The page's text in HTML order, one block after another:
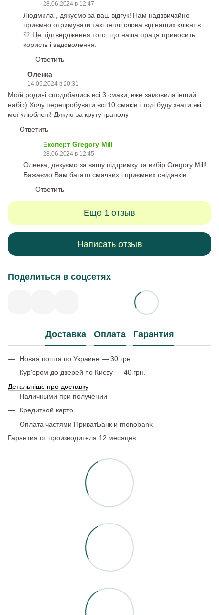
28.06.2024 в 12:47
Людмила , дякуємо за ваш відгук! Нам надзвичайно
приємно отримувати такі теплі слова від наших клієнтів.
💛 Це підтвердження того, що наша праця приносить
користь і задоволення.
Ответить
Оленка
14.05.2024 в 20:31
Моїй родині сподобались всі 3 смаки, вже замовила інший
набір) Хочу перепробувати всі 10 смаків і тоді буду знати які
мої улюблені! Дякую за круту гранолу
Ответить
Експерт Gregory Mill
28.06.2024 в 12:45
Оленка, дякуємо за вашу підтримку та вибір Gregory Mill!
Бажаємо Вам багато смачних і приємних сніданків.
Ответить
Еще 1 отзыв
Написать отзыв
Поделиться в соцсетях
Доставка Оплата Гарантия
Новая пошта по Украине — 30 грн.
Кур'єром до дверей по Києву — 40 грн.
Детальніше про доставку
Наличными при получении
Кредитной карто
Оплата частями ПриватБанк и monobank
Гарантия от производителя 12 месяцев